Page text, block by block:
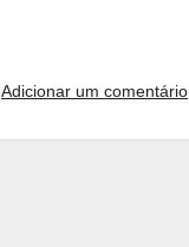
Adicionar um comentário